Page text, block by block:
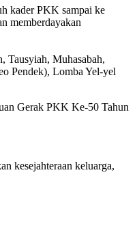
kader PKK sampai ke
memberdayakan
Tausyiah, Muhasabah,
Pendek), Lomba Yel-yel
Gerak PKK Ke-50 Tahun
kesejahteraan keluarga,